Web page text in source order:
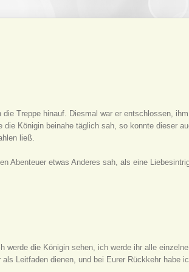
Treppe hinauf. Diesmal war er entschlossen,
Königin beinahe täglich sah, so konnte dieser
ließ.
Abenteuer etwas Anderes sah, als eine
die Königin sehen, ich werde ihr alle
Leitfaden dienen, und bei Eurer Rückkehr habe